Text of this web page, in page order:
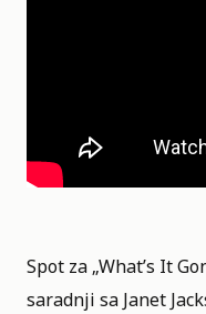
Spot za „What’s It
saradnji sa Janet